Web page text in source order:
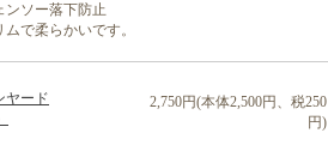
ンソー落下防止
で柔らかいです。
ヤード
2,750円(本体2,500円、税250
円)